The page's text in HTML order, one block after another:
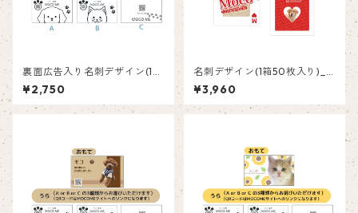
裏面広告入り名刺デザイン(1箱
50枚入り)_満月_FM001ad
¥2,750
名刺デザイン(1箱50枚入り)_
トランプ_TRR001
¥3,960